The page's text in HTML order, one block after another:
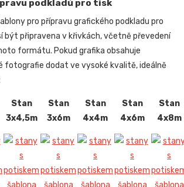
podkladů pro tisk
pro přípravu grafického podkladu pro
být připravena v křivkách, včetně převedení
formátu. Pokud grafika obsahuje
fotografie dodat ve vysoké kvalitě, ideálně
Stan
3x4,5m
Stan
3x6m
Stan
4x4m
Stan
4x6m
Stan
4x8m